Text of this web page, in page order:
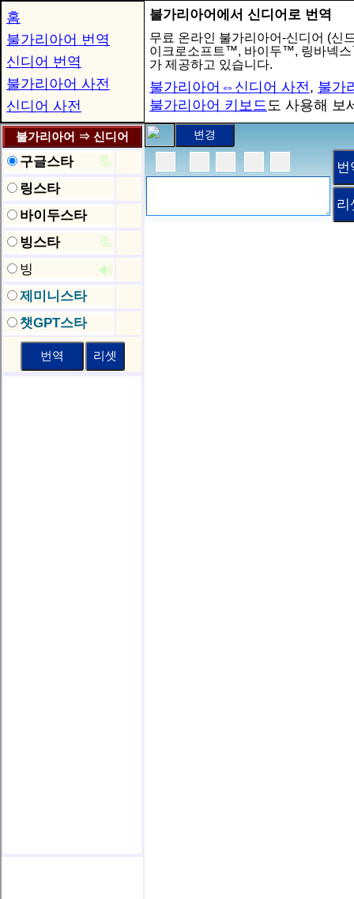
홈
불가리아어 번역
신디어 번역
불가리아어 사전
신디어 사전
불가리아어에서 신디어로 번역
무료 온라인 불가리아어-신디어 (신
이크로소프트™, 바이두™, 링바넥
가 제공하고 있습니다.
불가리아어⇔신디어 사전, 불가
불가리아어 키보드도 사용해 보